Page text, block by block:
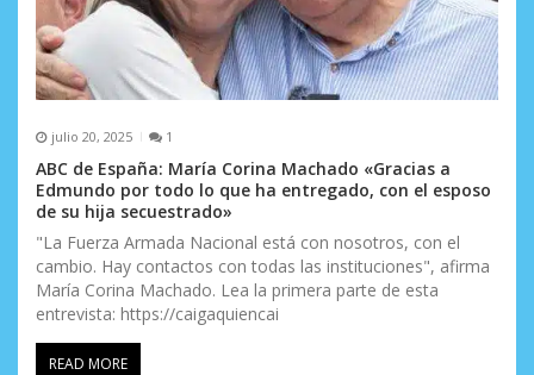
julio 20, 2025 1
ABC de España: María Corina Machado «Gracias a
Edmundo por todo lo que ha entregado, con el esposo
de su hija secuestrado»
"La Fuerza Armada Nacional está con nosotros, con el
cambio. Hay contactos con todas las instituciones", afirma
María Corina Machado. Lea la primera parte de esta
entrevista: https://caigaquiencai
READ MORE